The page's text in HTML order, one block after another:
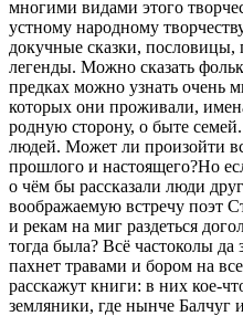
многими видами этого
устному народному
докучные сказки, пословицы,
легенды. Можно сказать
предках можно узнать очень
которых они проживали,
родную сторону, о быте
людей. Может ли произойти
прошлого и настоящего?Но
о чём бы рассказали люди
воображаемую встречу поэт
и рекам на миг раздеться
тогда была? Всё частоколы
пахнет травами и бором на
расскажут книги: в них кое-
земляники, где нынче Балчуг